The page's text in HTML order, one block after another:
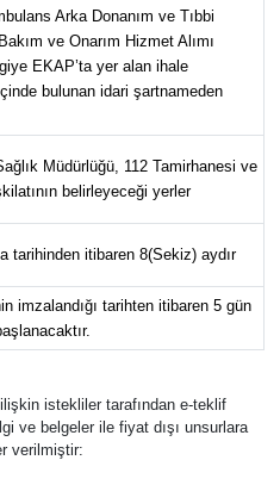
Arka Donanım ve Tıbbi
ve Onarım Hizmet Alımı
EKAP’ta yer alan ihale
bulunan idari şartnameden
Müdürlüğü, 112 Tamirhanesi ve
belirleyeceği yerler
tarihinden itibaren 8(Sekiz) aydır
imzalandığı tarihten itibaren 5 gün
istekliler tarafından e-teklif
ve belgeler ile fiyat dışı unsurlara
verilmiştir: